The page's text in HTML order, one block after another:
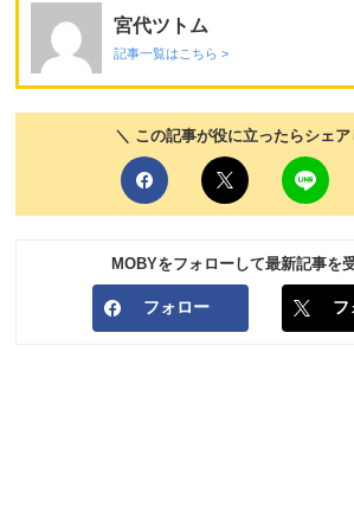
宮代ツトム
記事一覧はこちら >
＼ この記事が役に立ったらシェ
MOBYをフォローして最新記事を
フォロー フ